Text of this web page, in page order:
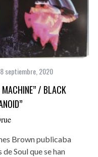
septiembre, 2020
MACHINE” / BLACK
Brown publicaba
Soul que se han